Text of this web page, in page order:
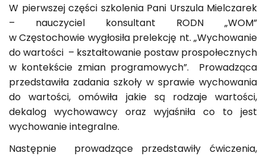
W pierwszej części szkolenia Pani Urszula Mielczarek
– nauczyciel konsultant RODN „WOM”
w Częstochowie wygłosiła prelekcję nt. „Wychowanie
do wartości – kształtowanie postaw prospołecznych
w kontekście zmian programowych”. Prowadząca
przedstawiła zadania szkoły w sprawie wychowania
do wartości, omówiła jakie są rodzaje wartości,
dekalog wychowawcy oraz wyjaśniła co to jest
wychowanie integralne.
Następnie prowadzące przedstawiły ćwiczenia,